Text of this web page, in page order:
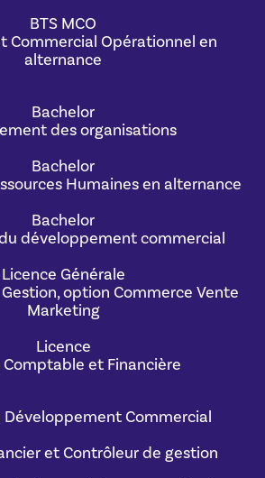
BTS MCO
Commercial Opérationnel en
alternance
Bachelor
des organisations
Bachelor
Humaines en alternance
Bachelor
développement commercial
Licence Générale
option Commerce Vente
Marketing
Licence
Comptable et Financière
Développement Commercial
et Contrôleur de gestion